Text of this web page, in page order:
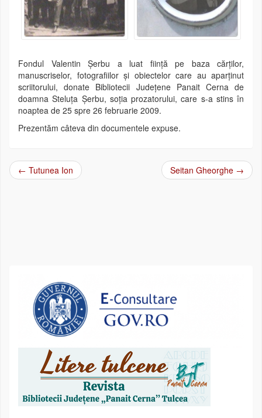
Fondul Valentin Şerbu a luat fiinţă pe baza cărţilor,
manuscriselor, fotografiilor şi obiectelor care au aparţinut
scriitorului, donate Bibliotecii Judeţene Panait Cerna de
doamna Steluţa Şerbu, soţia prozatorului, care s-a stins în
noaptea de 25 spre 26 februarie 2009.
Prezentăm câteva din documentele expuse.
Post navigation
← Tutunea Ion Seitan Gheorghe →